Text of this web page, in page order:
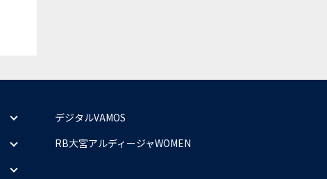
デジタルVAMOS
RB大宮アルディージャWOMEN